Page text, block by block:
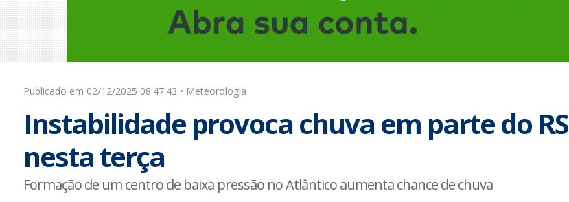
Publicado em 02/12/2025 08:47:43 • Meteorologia
Instabilidade provoca chuva em parte do RS
nesta terça
Formação de um centro de baixa pressão no Atlântico aumenta chance de chuva